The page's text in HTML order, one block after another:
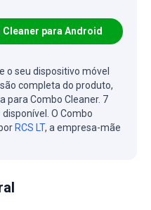
para Android
o seu dispositivo móvel
completa do produto,
para Combo Cleaner. 7
O Combo
RCS LT, a empresa-mãe